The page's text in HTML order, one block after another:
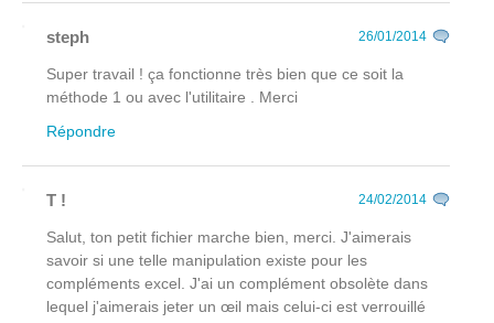
steph 26/01/2014
Super travail ! ça fonctionne très bien que ce soit la
méthode 1 ou avec l'utilitaire . Merci
Répondre
T ! 24/02/2014
Salut, ton petit fichier marche bien, merci. J'aimerais
savoir si une telle manipulation existe pour les
compléments excel. J'ai un complément obsolète dans
lequel j'aimerais jeter un œil mais celui-ci est verrouillé